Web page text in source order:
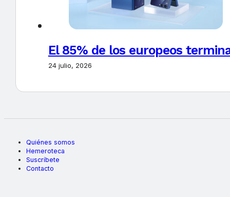
El 85% de los europeos
24 julio, 2026
Quiénes somos
Hemeroteca
Suscríbete
Contacto